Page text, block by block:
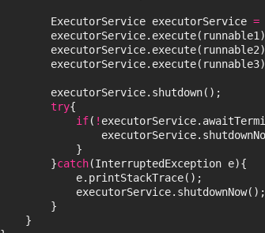
ExecutorService executorService =
executorService.shutdown();
try{
if( !
}
}catch(InterruptedException e){
e.printStackTrace();
executorService.shutdownNow();
}
}